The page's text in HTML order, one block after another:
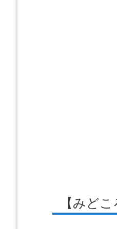
【みどこ